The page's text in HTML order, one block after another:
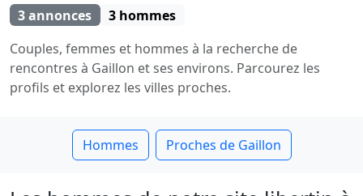
3 annonces
3 hommes
Couples, femmes et hommes à la recherche de
rencontres à Gaillon et ses environs. Parcourez les
profils et explorez les villes proches.
Hommes Proches de Gaillon